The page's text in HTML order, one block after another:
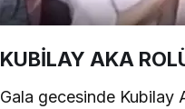
KUBİLAY AKA
Gala gecesinde Kubilay